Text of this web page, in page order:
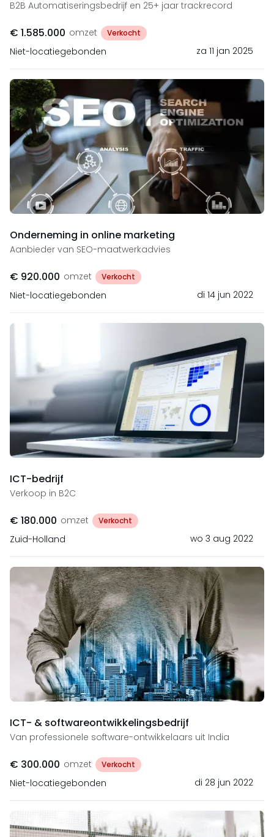
B2B Automatiseringsbedrijf en 25+ jaar trackrecord
€ 1.585.000 omzet Verkocht
Niet-locatiegebonden za 11 jan 2025
Onderneming in online marketing
Aanbieder van SEO-maatwerkadvies
€ 920.000 omzet Verkocht
Niet-locatiegebonden di 14 jun 2022
ICT-bedrijf
Verkoop in B2C
€ 180.000 omzet Verkocht
Zuid-Holland wo 3 aug 2022
ICT- & softwareontwikkelingsbedrijf
Van professionele software-ontwikkelaars uit India
€ 300.000 omzet Verkocht
Niet-locatiegebonden di 28 jun 2022